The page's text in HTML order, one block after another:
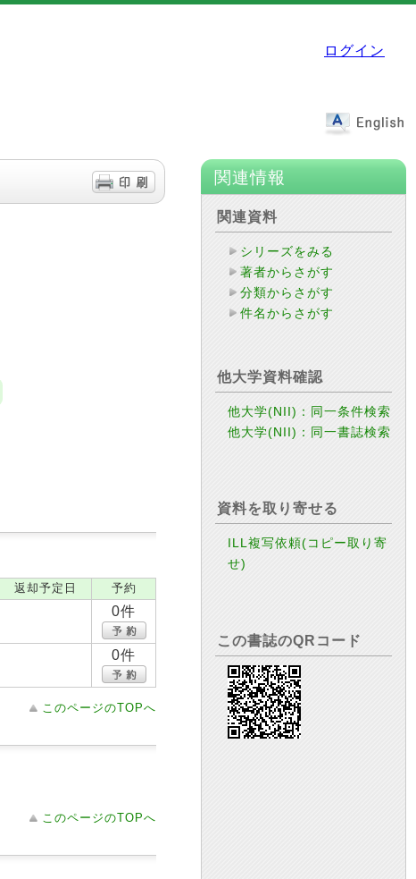
ログイン
返却予定日 予約
0件
0件
このページのTOPへ
このページのTOPへ
関連情報
関連資料
シリーズをみる
著者からさがす
分類からさがす
件名からさがす
他大学資料確認
他大学(NII)：同一条件検索
他大学(NII)：同一書誌検索
資料を取り寄せる
ILL複写依頼(コピー取り寄
せ)
この書誌のQRコード